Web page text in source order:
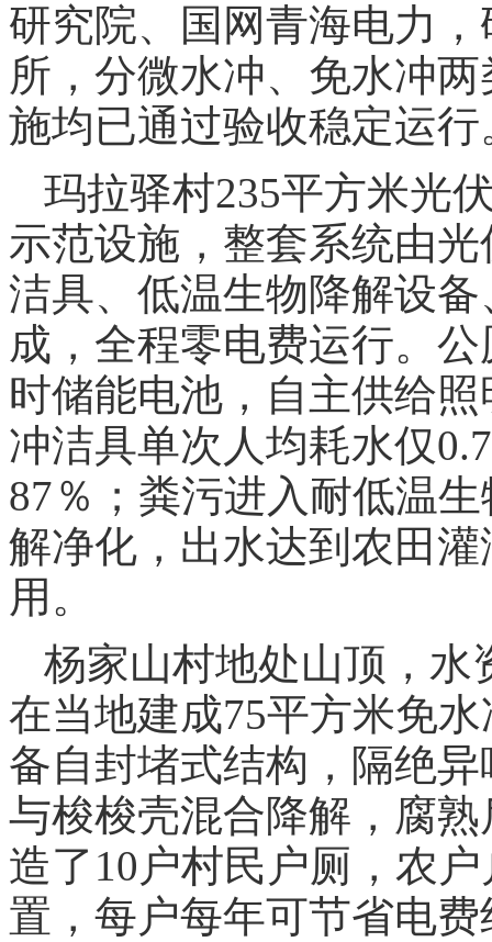
研究院、国网青海电力
所，分微水冲、免水冲
施均已通过验收稳定运行
玛拉驿村235平方米光
示范设施，整套系统由
洁具、低温生物降解设
成，全程零电费运行。
时储能电池，自主供给
冲洁具单次人均耗水仅
87％；粪污进入耐低温
解净化，出水达到农田
用。
杨家山村地处山顶，水
在当地建成75平方米免
备自封堵式结构，隔绝
与梭梭壳混合降解，腐
造了10户村民户厕，农
置，每户每年可节省电